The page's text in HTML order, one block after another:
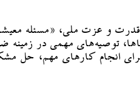
و عزت ملی، «مسئله
توصیه‌های مهمی در
انجام کارهای مهم، حل